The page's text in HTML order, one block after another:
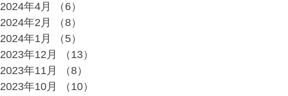
2024年4月
（6）
2024年2月
（8）
2024年1月
（5）
2023年12月
（13）
2023年11月
（8）
2023年10月
（10）